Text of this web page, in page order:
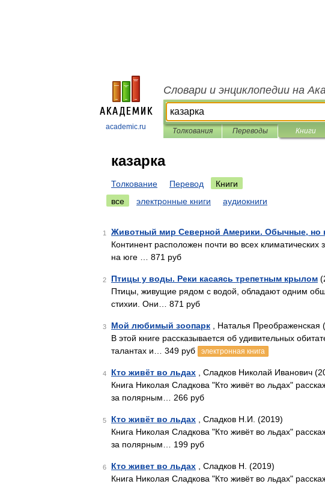
academic.ru
Словари и энциклопедии на
Толкования Переводы Книги
казарка
Толкование Перевод
Книги
все
электронные книги аудиокниги
1 Животный мир Северной Америки. Обычные, но
Континент расположен почти во всех
на юге … 871 руб
2 Птицы у воды. Реки касаясь трепетным крылом
Птицы, живущие рядом с водой, обладают одним
стихии. Они… 871 руб
3 Мой любимый зоопарк , Наталья Преображенская
В этой книге рассказывается об удивительных
талантах и… 349 руб
электронная книга
4 Кто живёт во льдах , Сладков Николай Иванович
Книга Николая Сладкова "Кто живёт во льдах"
за полярным… 266 руб
5 Кто живёт во льдах , Сладков Н.И. (2019)
Книга Николая Сладкова "Кто живёт во льдах"
за полярным… 199 руб
6 Кто живет во льдах , Сладков Н. (2019)
Книга Николая Сладкова "Кто живёт во льдах"